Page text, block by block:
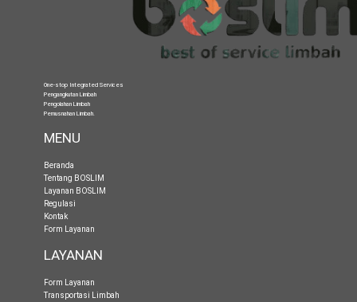
One-stop Integrated Services
Pengangkutan Limbah
Pengolahan Limbah
Pemusnahan Limbah.
MENU
Beranda
Tentang BOSLIM
Layanan BOSLIM
Regulasi
Kontak
Form Layanan
LAYANAN
Form Layanan
Transportasi Limbah